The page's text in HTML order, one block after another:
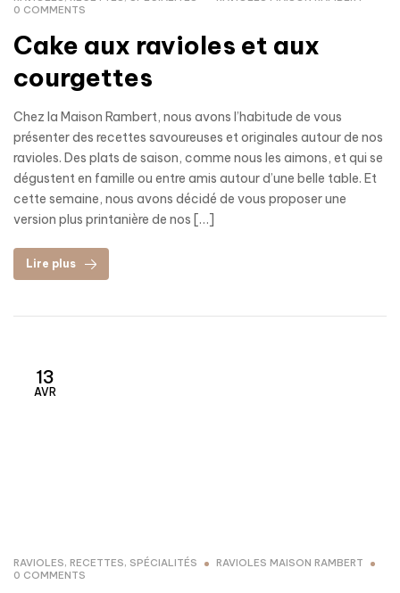
0 COMMENTS
Cake aux ravioles et aux
courgettes
Chez la Maison Rambert, nous avons l’habitude de vous
présenter des recettes savoureuses et originales autour de nos
ravioles. Des plats de saison, comme nous les aimons, et qui se
dégustent en famille ou entre amis autour d’une belle table. Et
cette semaine, nous avons décidé de vous proposer une
version plus printanière de nos […]
Lire plus
13
AVR
RAVIOLES, RECETTES, SPÉCIALITÉS
RAVIOLES MAISON RAMBERT
0 COMMENTS